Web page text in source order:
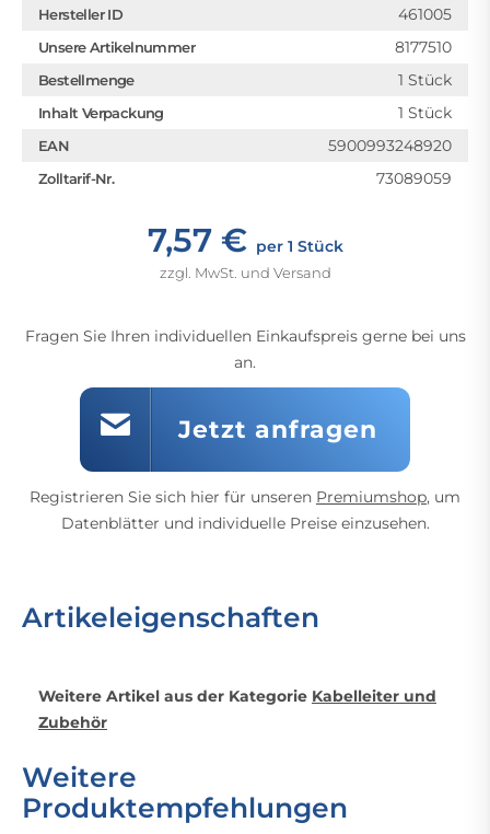
Hersteller ID 461005
Unsere Artikelnummer 8177510
Bestellmenge 1 Stück
Inhalt Verpackung 1 Stück
EAN 5900993248920
Zolltarif-Nr. 73089059
7,57 € per 1 Stück
zzgl. MwSt. und Versand
Fragen Sie Ihren individuellen Einkaufspreis gerne bei uns
an.
Jetzt anfragen
Registrieren Sie sich hier für unseren Premiumshop, um
Datenblätter und individuelle Preise einzusehen.
Artikeleigenschaften
Weitere Artikel aus der Kategorie Kabelleiter und
Zubehör
Weitere
Produktempfehlungen